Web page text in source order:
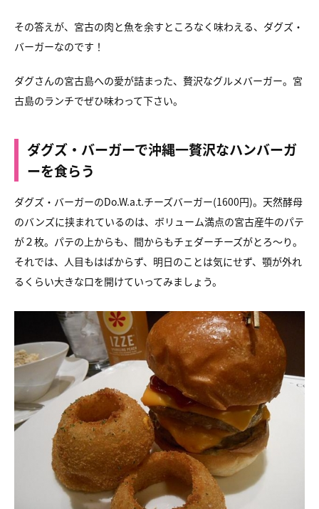
その答えが、宮古の肉と魚を余すところなく味わえる、 ダグズ・
バーガーなのです！
ダグさんの宮古島への愛が詰まった、贅沢なグルメバーガー。 宮
古島のランチでぜひ味わって下さい。
ダグズ・バーガーで沖縄一贅沢なハンバーガ
ーを食らう
ダグズ・バーガーのDo.W.a.t.チーズバーガー(1600円)。 天然酵母
のバンズに挟まれているのは、 ボリューム満点の宮古産牛のパテ
が２枚。 パテの上からも、間からもチェダーチーズがとろ～り。
それでは、人目もはばからず、明日のことは気にせず、 顎が外れ
るくらい大きな口を開けていってみましょう。